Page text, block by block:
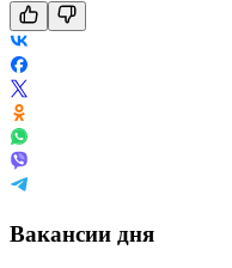
Вакансии дня